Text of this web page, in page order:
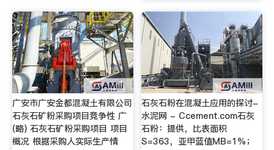
广安市广安金都混凝土有限公司
石灰石矿粉采购项目竞争性 广
(略) 石灰石矿粉采购项目 项目
概况 根据采购人实际生产情
石灰石粉在混凝土应用的探讨-
水泥网 - Ccement.com石灰
石粉：提供，比表面积
S=363，亚甲蓝值MB=1%；